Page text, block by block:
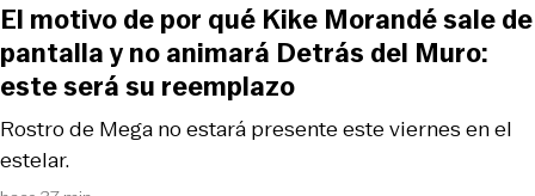
Rostro de Mega no estará presente este viernes en el
estelar.
El motivo de por qué Kike Morandé sale de
pantalla y no animará Detrás del Muro:
este será su reemplazo